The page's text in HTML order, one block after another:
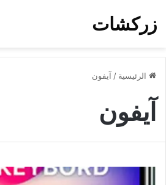
زركشات
الرئيسية / آيفون
آيفون